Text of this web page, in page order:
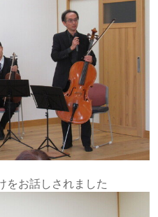
をお話しされました